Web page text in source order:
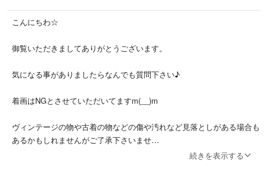
こんにちわ☆
御覧いただきましてありがとうございます。
気になる事がありましたらなんでも質問下さい♪
着画はNGとさせていただいてますm(__)m
ヴィンテージの物や古着の物などの傷や汚れなど見落としがある場合も
あるかもしれませんがご了承下さいませ
続きを表示する